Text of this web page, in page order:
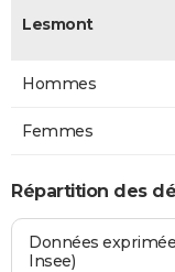
Lesmont
Hommes
Femmes
Répartition des
Données
Insee)